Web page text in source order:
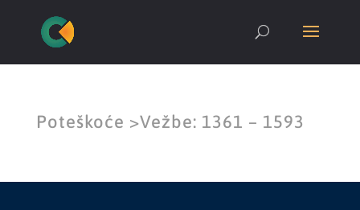
Poteškoće >Vežbe: 1361 – 1593